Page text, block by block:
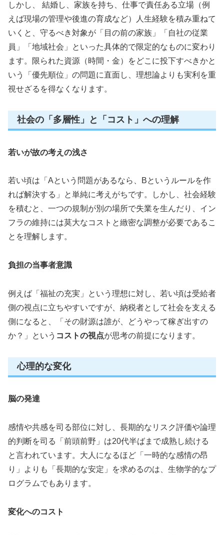
しかし、 結婚し、家族を持ち、仕事で責任ある立場（例
えば現場の管理や後進の育成など）人生経験を積み重ねて
いくと、守るべき対象が「目の前の家族」「自社の従業
員」「地域社会」といった具体的で限定的なものに変わり
ます。限られた資源（時間・金）をどこに投下すべきかと
いう「優先順位」の問題に直面し、理想論よりも実利を重
視せざるを得なくなります。
社会の「多層性」と「コスト」への理解
若いが故の考えの浅さ
若い頃は「Aという問題があるなら、Bというルールを作
れば解決する」と単純に考えがちです。しかし、社会経験
を積むと、一つの規制が別の場所で失業を生んだり、イン
フラの維持には莫大なコストと緻密な調整が必要であるこ
とを理解します。
負担の当事者意識
例えば「福祉の充実」という理想に対し、若い頃は受給者
側の視点に立ちやすいですが、納税者として社会を支える
側になると、「その財源は誰が、どうやって稼ぎ出すの
か？」という コストの視点が思考の前提になります。
心理的な変化
脳の発達
感情や共感を司る部位に対し、長期的なリスク評価や論理
的判断を司る「前頭前野」は20代半ばまで成熟し続ける
と言われています。大人になるほど「一時的な感情の昂
り」よりも「長期的な安定」を求めるのは、生物学的なプ
ログラムでもあります。
変化へのコスト